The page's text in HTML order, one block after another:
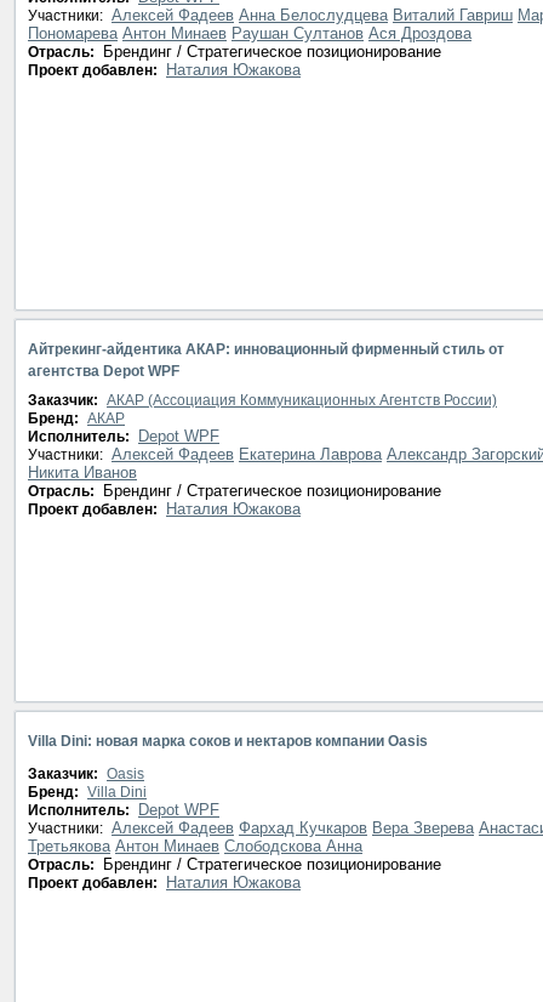
Участники: Алексей Фадеев Анна Белослудцева Виталий Гавриш
Пономарева Антон Минаев Раушан Султанов Ася Дроздова
Отрасль: Брендинг / Стратегическое позиционирование
Проект добавлен: Наталия Южакова
Айтрекинг-айдентика АКАР: инновационный фирменный стиль от
агентства Depot WPF
Заказчик: АКАР (Ассоциация Коммуникационных Агентств России)
Бренд: АКАР
Исполнитель:
Depot WPF
Участники: Алексей Фадеев Екатерина Лаврова Александр
Никита Иванов
Отрасль: Брендинг / Стратегическое позиционирование
Проект добавлен: Наталия Южакова
Villa Dini: новая марка соков и нектаров компании Oasis
Заказчик: Oasis
Бренд: Villa Dini
Исполнитель:
Depot WPF
Участники: Алексей Фадеев Фархад Кучкаров Вера Зверева
Третьякова Антон Минаев Слободскова Анна
Отрасль: Брендинг / Стратегическое позиционирование
Проект добавлен: Наталия Южакова